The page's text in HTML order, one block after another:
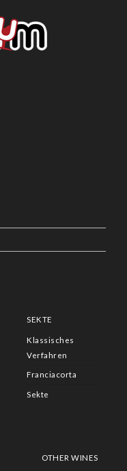
SEKTE
Klassisches
Verfahren
Franciacorta
Sekte
OTHER WINES